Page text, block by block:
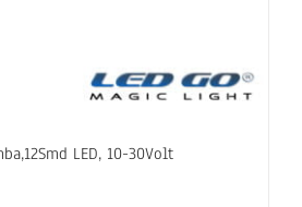
LED, 10-30Volt